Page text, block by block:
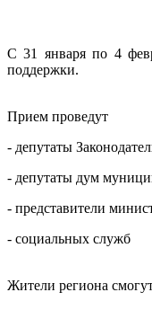
С 31 января по 4
поддержки.
Прием проведут
- депутаты
- депутаты дум
- представители
- социальных служб
Жители региона